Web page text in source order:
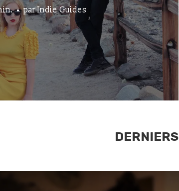
parIndie Guides